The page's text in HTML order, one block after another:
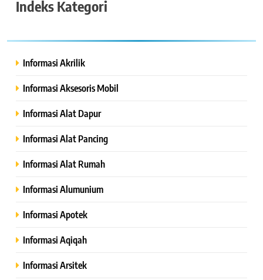
Indeks Kategori
Informasi Akrilik
Informasi Aksesoris Mobil
Informasi Alat Dapur
Informasi Alat Pancing
Informasi Alat Rumah
Informasi Alumunium
Informasi Apotek
Informasi Aqiqah
Informasi Arsitek